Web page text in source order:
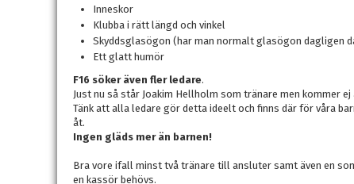
Inneskor
Klubba i rätt längd och vinkel
Skyddsglasögon (har man normalt glasögon dagligen
Ett glatt humör
F16 söker även fler ledare.
Just nu så står Joakim Hellholm som tränare men kommer
Tänk att alla ledare gör detta ideelt och finns där för våra
åt.
Ingen gläds mer än barnen!
Bra vore ifall minst två tränare till ansluter samt även en
en kassör behövs.